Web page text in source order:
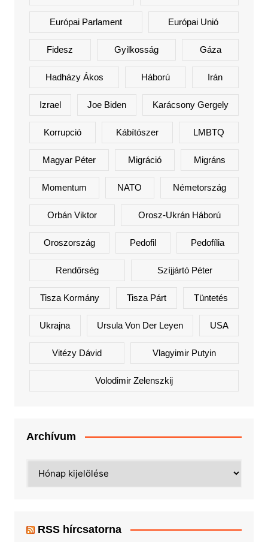
Európai Parlament Európai Unió
Fidesz Gyilkosság Gáza
Hadházy Ákos Háború Irán
Izrael Joe Biden Karácsony Gergely
Korrupció Kábítószer LMBTQ
Magyar Péter Migráció Migráns
Momentum NATO Németország
Orbán Viktor Orosz-Ukrán Háború
Oroszország Pedofil Pedofília
Rendőrség Szíjjártó Péter
Tisza Kormány Tisza Párt Tüntetés
Ukrajna Ursula Von Der Leyen USA
Vitézy Dávid Vlagyimir Putyin
Volodimir Zelenszkij
Archívum
RSS hírcsatorna